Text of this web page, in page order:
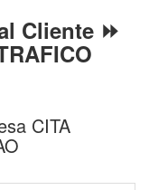
Cliente ⏩
CITA